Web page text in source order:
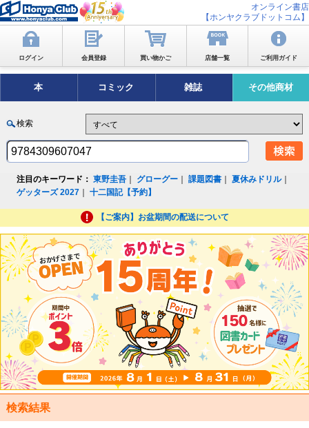
オンライン書店
【ホンヤクラブドットコム】
ログイン 会員登録 買い物かご 店舗一覧 ご利用ガイド
本 コミック 雑誌 その他商材
検索
注目のキーワード： 東野圭吾 グローグー ｜課題図書 ｜夏休みドリル｜
ゲッターズ 2027 ｜十二国記【予約】
【ご案内】お盆期間の配送について
検索結果